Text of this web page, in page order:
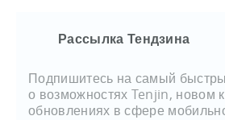
Рассылка Тендзина
Подпишитесь на самый
о возможностях Tenjin, новом
обновлениях в сфере